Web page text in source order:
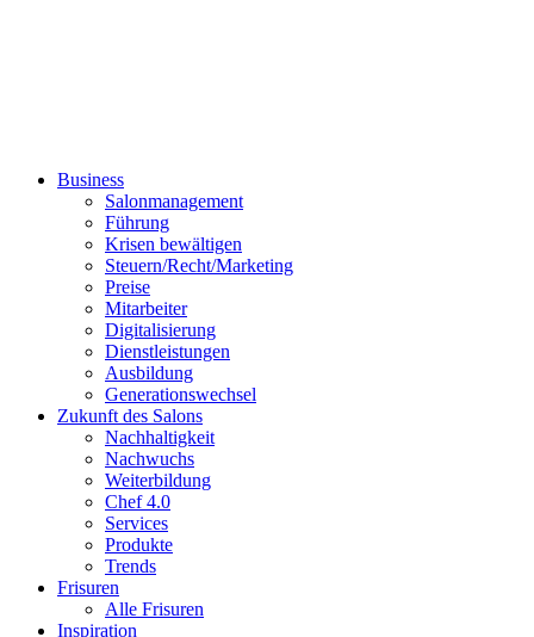
Business
Salonmanagement
Führung
Krisen bewältigen
Steuern/Recht/Marketing
Preise
Mitarbeiter
Digitalisierung
Dienstleistungen
Ausbildung
Generationswechsel
Zukunft des Salons
Nachhaltigkeit
Nachwuchs
Weiterbildung
Chef 4.0
Services
Produkte
Trends
Frisuren
Alle Frisuren
Inspiration